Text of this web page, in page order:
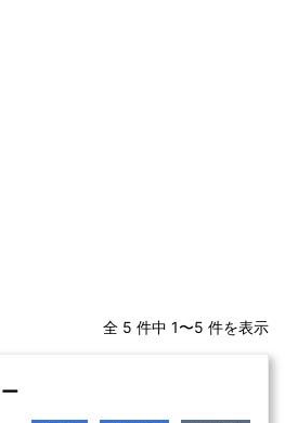
全 5 件中 1〜5 件を表示